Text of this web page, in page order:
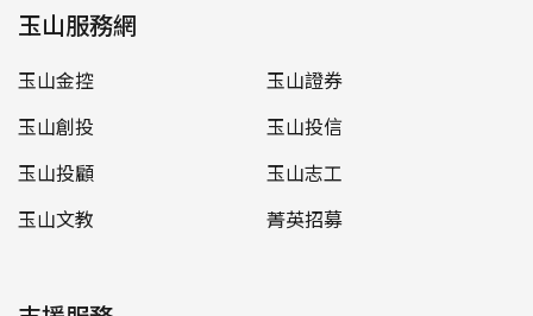
玉山服務網
玉山金控
玉山證券
玉山創投
玉山投信
玉山投顧
玉山志工
玉山文教
菁英招募